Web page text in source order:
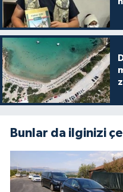
Bunlar da ilginizi